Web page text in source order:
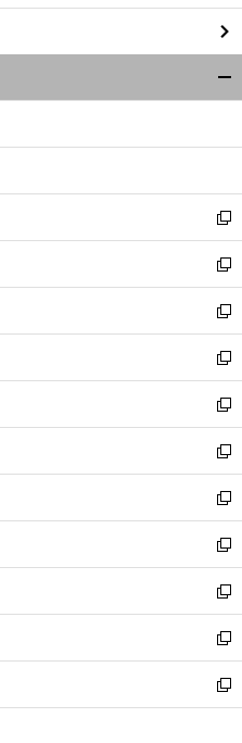
し
い
ウ
ィ
ン
ウ
開
く
新
し
い
ウ
ィ
ン
ド
ウ
で
開
く
新
し
い
ウ
ィ
ン
ド
ウ
で
開
く
新
し
い
ウ
ィ
ン
ド
ウ
で
開
く
新
し
い
ウ
ィ
ン
ド
ウ
で
開
く
新
し
い
ウ
ィ
ン
ド
ウ
で
開
く
新
し
い
ウ
ィ
ン
ド
ウ
で
開
く
新
し
い
ウ
ィ
ン
ド
ウ
で
開
新
し
い
ウ
ィ
ン
ド
ウ
新
し
い
ウ
ィ
ン
新
し
い
ウ
新
し